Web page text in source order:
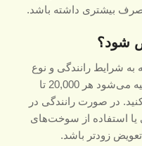
بیشتری داشته باشد.
شود؟
شرایط رانندگی و نوع
خودرو متغیر است، اما معمولاً توصیه می‌شود هر 20,000 تا
کنید. در صورت رانندگی در
استفاده از سوخت‌های
زودتر باشد.